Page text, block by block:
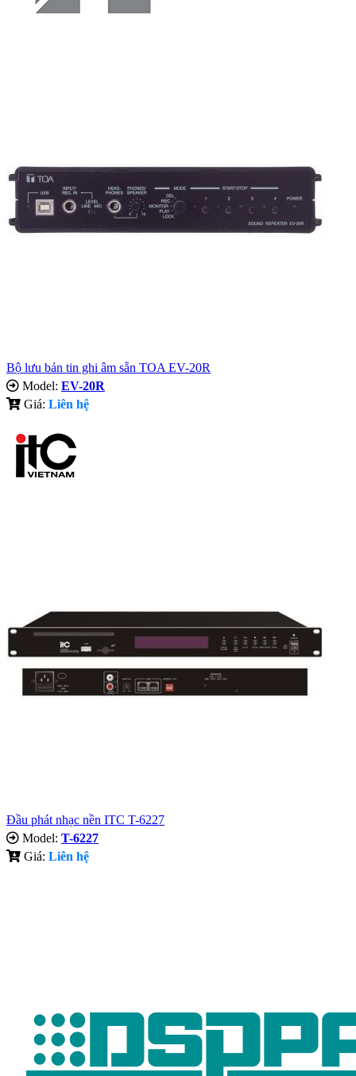
Bộ lưu bản tin ghi âm sẵn TOA EV-20R
Model: EV-20R
Giá: Liên hệ
Đầu phát nhạc nền ITC T-6227
Model: T-6227
Giá: Liên hệ